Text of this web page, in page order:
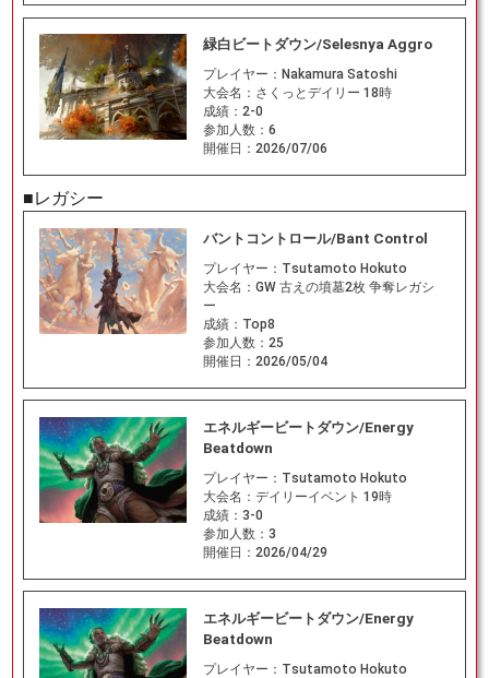
緑白ビートダウン/Selesnya Aggro
プレイヤー： Nakamura Satoshi
大会名： さくっとデイリー 18時
成績： 2-0
参加人数： 6
開催日： 2026/07/06
■レガシー
バントコントロール/Bant Control
プレイヤー： Tsutamoto Hokuto
大会名： GW 古えの墳墓2枚 争奪レガシ
ー
成績： Top8
参加人数： 25
開催日： 2026/05/04
エネルギービートダウン/Energy
Beatdown
プレイヤー： Tsutamoto Hokuto
大会名： デイリーイベント 19時
成績： 3-0
参加人数： 3
開催日： 2026/04/29
エネルギービートダウン/Energy
Beatdown
プレイヤー： Tsutamoto Hokuto